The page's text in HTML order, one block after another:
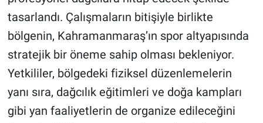
tasarlandı. Çalışmaların bitişiyle birlikte
bölgenin, Kahramanmaraş’ın spor altyapısında
stratejik bir öneme sahip olması bekleniyor.
Yetkililer, bölgedeki fiziksel düzenlemelerin
yanı sıra, dağcılık eğitimleri ve doğa kampları
gibi yan faaliyetlerin de organize edileceğini